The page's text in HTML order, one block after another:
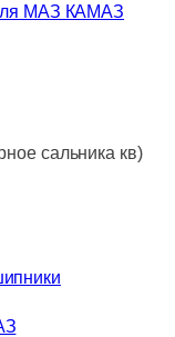
МАЗ КАМАЗ
сальника кв)